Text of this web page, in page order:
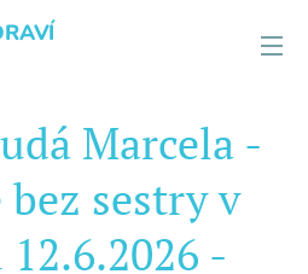
Marcela -
sestry v
-